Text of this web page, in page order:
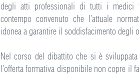
degli atti professionali di tutti i medici
contempo convenuto che l’attuale
idonea a garantire il soddisfacimento degli
Nel corso del dibattito che si è
l’offerta formativa disponibile non copre